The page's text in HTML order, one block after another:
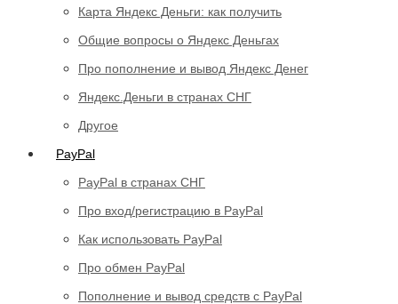
Карта Яндекс Деньги: как получить
Общие вопросы о Яндекс Деньгах
Про пополнение и вывод Яндекс Денег
Яндекс.Деньги в странах СНГ
Другое
PayPal
PayPal в странах СНГ
Про вход/регистрацию в PayPal
Как использовать PayPal
Про обмен PayPal
Пополнение и вывод средств с PayPal